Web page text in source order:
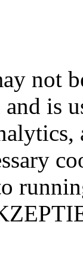
not
is